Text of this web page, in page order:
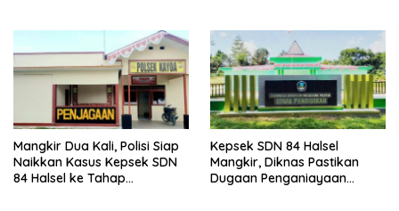
Mangkir Dua Kali, Polisi Siap
Naikkan Kasus Kepsek SDN
84 Halsel ke Tahap
Kepsek SDN 84 Halsel
Mangkir, Diknas Pastikan
Dugaan Penganiayaan